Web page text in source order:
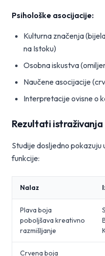
Psihološke asocijacije:
Kulturna značenja
na Istoku)
Osobna iskustva
Naučene asocijacije
Interpretacije ovisne o
Rezultati istraživanja
Studije dosljedno
funkcije:
Nalaz
Plava boja
poboljšava kreativno
razmišljanje
Crvena boja